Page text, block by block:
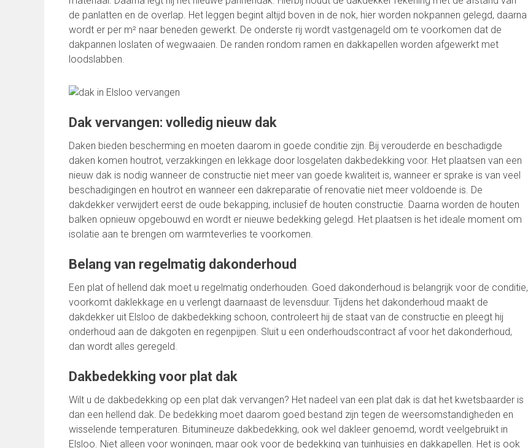
de panlatten en de overlap. Het leggen begint altijd boven in de nok, hier worden nokpannen gelegd, daarna
wordt er per m² naar beneden gewerkt. De onderste rij wordt vastgenageld om te voorkomen dat de
dakpannen loslaten of wegwaaien. De randen rondom ramen en dakkapellen worden afgewerkt met
loodslabben.
Dak vervangen: volledig nieuw dak
Daken bieden bescherming en moeten daarom in goede conditie zijn. Bij verouderde en beschadigde
daken komen houtrot, verzakkingen en lekkage door losgelaten dakbedekking voor. Het plaatsen van een
nieuw dak is nodig wanneer de constructie niet meer van goede kwaliteit is, wanneer er sprake is van veel
beschadigingen en houtrot en wanneer een dakreparatie of renovatie niet meer voldoende is. De
dakdekker verwijdert eerst de oude bekapping, inclusief de houten constructie. Daarna worden de houten
balken opnieuw opgebouwd en wordt er nieuwe bedekking gelegd. Het plaatsen is het ideale moment om
isolatie aan te brengen om warmteverlies te voorkomen.
Belang van regelmatig dakonderhoud
Een plat of hellend dak moet u regelmatig onderhouden. Goed dakonderhoud is belangrijk voor de conditie,
voorkomt daklekkage en u verlengt daarnaast de levensduur. Tijdens het dakonderhoud maakt de
dakdekker uit Elsloo de dakbedekking schoon, controleert hij de staat van de constructie en pleegt hij
onderhoud aan de dakgoten en regenpijpen. Sluit u een onderhoudscontract af voor het dakonderhoud,
dan wordt alles geregeld.
Dakbedekking voor plat dak
Wilt u de dakbedekking op een plat dak vervangen? Het nadeel van een plat dak is dat het kwetsbaarder is
dan een hellend dak. De bedekking moet daarom goed bestand zijn tegen de weersomstandigheden en
wisselende temperaturen. Bitumineuze dakbedekking, ook wel dakleer genoemd, wordt veelgebruikt in
Elsloo. Niet alleen voor woningen, maar ook voor de bedekking van tuinhuisjes en dakkapellen. Het is ook